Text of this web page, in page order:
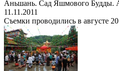
Аньшань. Сад Яшмового Будды.
11.11.2011
Съемки проводились в августе